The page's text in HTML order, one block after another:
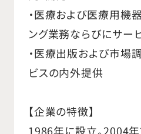
・医療および医療用機
ング業務ならびにサー
・医療出版および市場
ビスの内外提供
【企業の特徴】
1986年に設立。2004年